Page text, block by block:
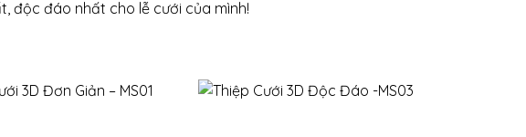
độc đáo nhất cho lễ cưới của mình!